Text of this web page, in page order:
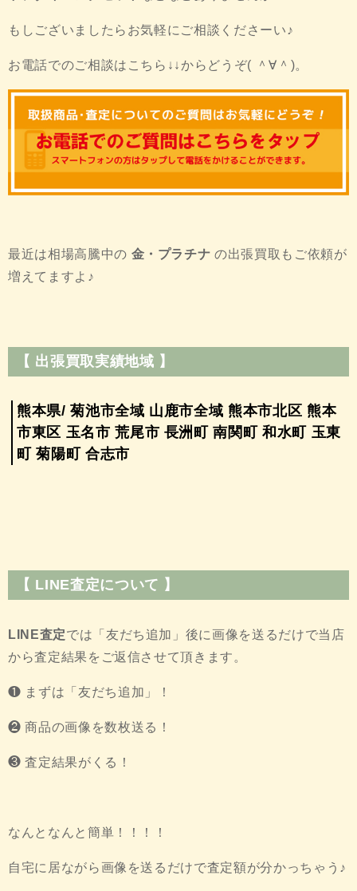
もしございましたらお気軽にご相談くださーい♪
お電話でのご相談はこちら↓↓からどうぞ( ＾∀＾)。
最近は相場高騰中の 金・プラチナの出張買取もご依頼が
増えてますよ♪
【 出張買取実績地域 】
熊本県/ 菊池市全域 山鹿市全域 熊本市北区 熊本
市東区 玉名市 荒尾市 長洲町 南関町 和水町 玉東
町 菊陽町 合志市
【 LINE査定について 】
LINE査定では「友だち追加」後に画像を送るだけで当店
から査定結果をご返信させて頂きます。
❶ まずは「友だち追加」！
❷ 商品の画像を数枚送る！
❸ 査定結果がくる！
なんとなんと簡単！！！！
自宅に居ながら画像を送るだけで査定額が分かっちゃう♪